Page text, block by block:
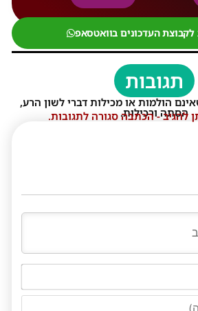
העדכונים בוואטסאפ
תגובות
הולמות או מכילות דברי לשון הרע,
הסתה ורכילות.
להגיב - הכתבה סגורה לתגובות.
שם*